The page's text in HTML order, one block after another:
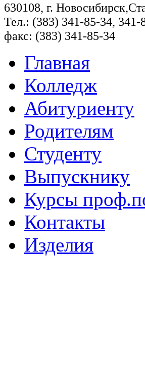
630108, г.
Тел.: (383) 341-85-34, 341-
факс: (383) 341-85-34
Главная
Колледж
Абитуриенту
Родителям
Студенту
Выпускнику
Курсы
Контакты
Изделия